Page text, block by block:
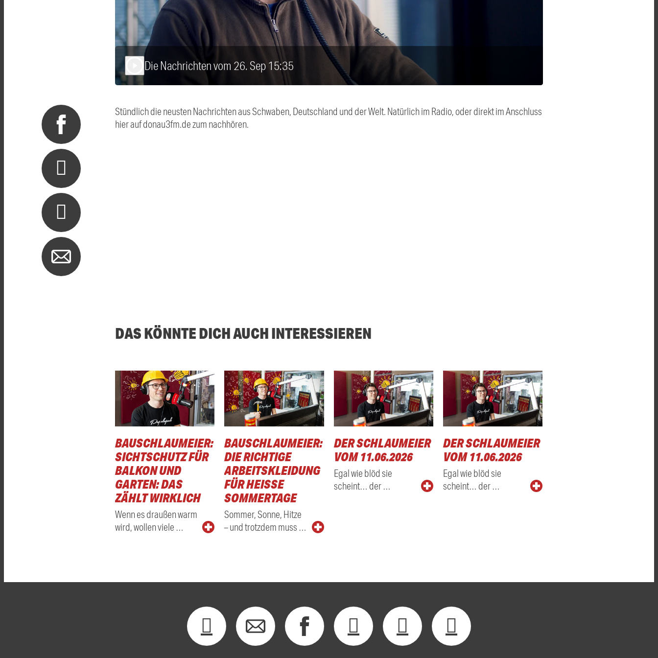
Die Nachrichten vom 26. Sep 15:35
Stündlich die neusten Nachrichten aus Schwaben, Deutschland und der Welt. Natürlich im Radio, oder direkt im Anschluss
hier auf donau3fm.de zum nachhören.
DAS KÖNNTE DICH AUCH INTERESSIEREN
BAUSCHLAUMEIER:
SICHTSCHUTZ FÜR
BALKON UND
GARTEN: DAS
ZÄHLT WIRKLICH
Wenn es draußen warm
wird, wollen viele …
BAUSCHLAUMEIER:
DIE RICHTIGE
ARBEITSKLEIDUNG
FÜR HEISSE S
OMMERTAGE
Sommer, Sonne, Hitze
– und trotzdem muss …
DER SCHLAUMEIER
VOM 11.06.2026
Egal wie blöd sie
scheint… der …
DER SCHLAUMEIER
VOM 11.06.2026
Egal wie blöd sie
scheint… der …